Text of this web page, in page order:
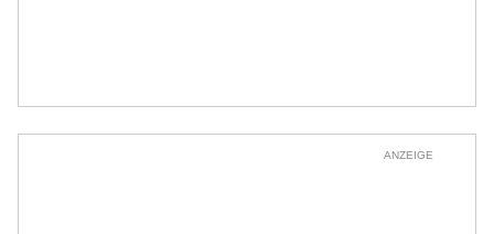
ANZEIGE